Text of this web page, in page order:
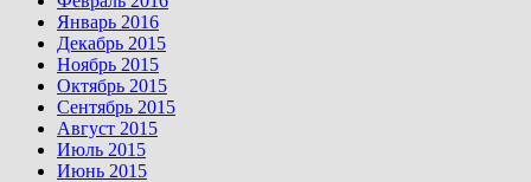
Январь 2016
Декабрь 2015
Ноябрь 2015
Октябрь 2015
Сентябрь 2015
Август 2015
Июль 2015
Июнь 2015